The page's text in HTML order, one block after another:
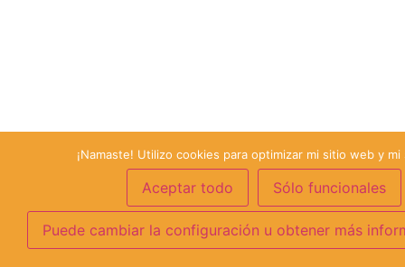
¡Namaste! Utilizo cookies para optimizar mi sitio web y mi
Aceptar todo Sólo funcionales
Puede cambiar la configuración u obtener más